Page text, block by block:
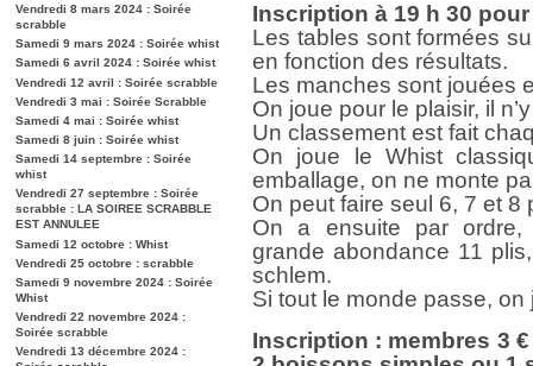
Vendredi 8 mars 2024 : Soirée
scrabble
Samedi 9 mars 2024 : Soirée whist
Samedi 6 avril 2024 : Soirée whist
Vendredi 12 avril : Soirée scrabble
Vendredi 3 mai : Soirée Scrabble
Samedi 4 mai : Soirée whist
Samedi 8 juin : Soirée whist
Samedi 14 septembre : Soirée
whist
Vendredi 27 septembre : Soirée
scrabble : LA SOIREE SCRABBLE
EST ANNULEE
Samedi 12 octobre : Whist
Vendredi 25 octobre : scrabble
Samedi 9 novembre 2024 : Soirée
Whist
Vendredi 22 novembre 2024 :
Soirée scrabble
Vendredi 13 décembre 2024 :
Inscription à 19 h 30
Les tables sont formées
en fonction des résultats.
Les manches sont jouées
On joue pour le plaisir, il
Un classement est fait
On joue le Whist
emballage, on ne monte
On peut faire seul 6, 7 et 8
On a ensuite par ordre,
grande abondance 11
schlem.
Si tout le monde passe,
Inscription : membres 3